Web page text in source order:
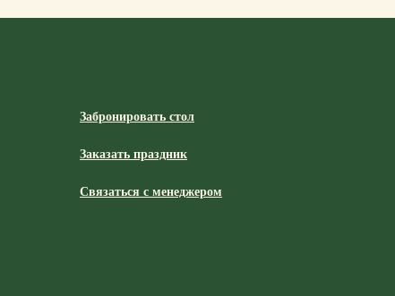
Забронировать стол
Заказать праздник
Связаться с менеджером